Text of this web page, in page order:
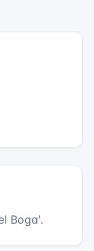
Boga'.